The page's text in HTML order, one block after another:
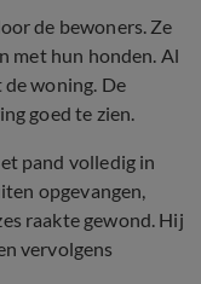
de bewoners. Ze
met hun honden. Al
woning. De
goed te zien.
pand volledig in
opgevangen,
raakte gewond. Hij
vervolgens